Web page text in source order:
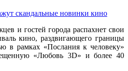
скандальные новинки кино
и гостей города распахнет свои
кино, раздвигающего границы
в рамках «Послания к человеку»
«Любовь 3D» и более 40